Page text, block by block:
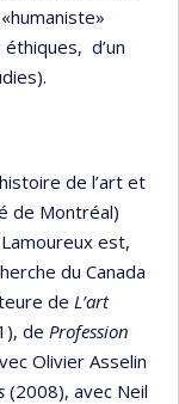
d’un
de l’art et
de Montréal)
est,
du Canada
de L’art
de Profession
Olivier Asselin
(2008), avec Neil